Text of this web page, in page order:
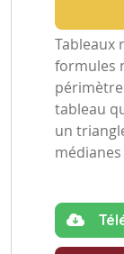
Tableaux
formules
tableau
un